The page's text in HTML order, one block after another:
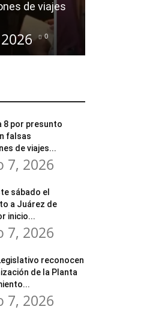
de viajes
0
8 por presunto
falsas
de viajes...
7, 2026
sábado el
a Juárez de
inicio...
7, 2026
reconocen
de la Planta
7, 2026